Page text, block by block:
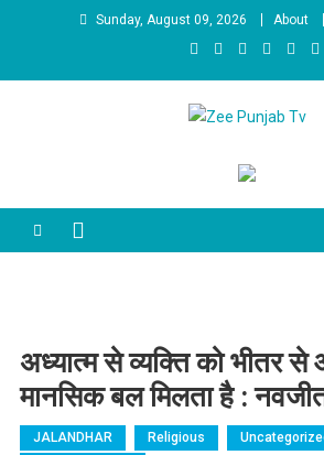
Skip to contentSunday, August 09, 2026 About
Zee Punjab Tv
अध्यात्म से व्यक्ति को भीतर से
मानसिक बल मिलता है : नवजीत
JALANDHAR Religious